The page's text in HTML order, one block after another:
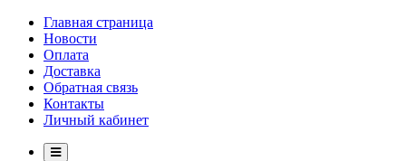
Главная страница
Новости
Оплата
Доставка
Обратная связь
Контакты
Личный кабинет